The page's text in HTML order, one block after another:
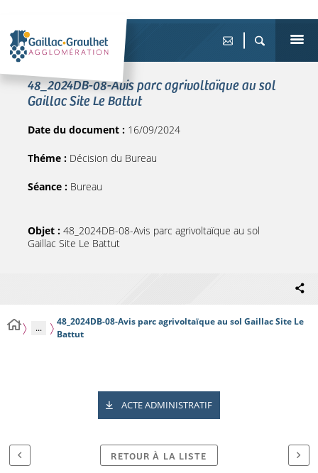
48_2024DB-08-Avis parc agrivoltaïque au sol
Gaillac Site Le Battut
Date du document : 16/09/2024
Théme : Décision du Bureau
Séance : Bureau
Objet : 48_2024DB-08-Avis parc agrivoltaïque au sol
Gaillac Site Le Battut
...
48_2024DB-08-Avis parc agrivoltaïque au sol Gaillac Site Le
Battut
ACTE ADMINISTRATIF
RETOUR À LA LISTE